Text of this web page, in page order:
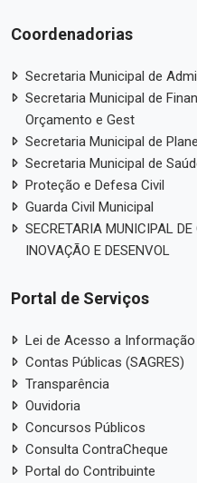
Coordenadorias
Secretaria Municipal de
Secretaria Municipal de
Orçamento e Gest
Secretaria Municipal de
Secretaria Municipal de
Proteção e Defesa Civil
Guarda Civil Municipal
SECRETARIA MUNICIPAL
INOVAÇÃO E DESENVOL
Portal de Serviços
Lei de Acesso a Informação
Contas Públicas (SAGRES)
Transparência
Ouvidoria
Concursos Públicos
Consulta ContraCheque
Portal do Contribuinte